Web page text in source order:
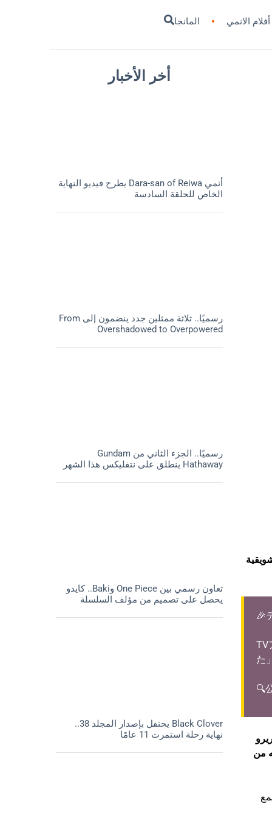
أفلام الانمي المانجا
🎉
TV
た」
🔍
من
أخر الأخبار
أنمي Dara-san of Reiwa يطرح فيديو النهاية
الخاص للحلقة السادسة
رسميًا.. ثلاثة ممثلين جدد ينضمون إلى From
Overshadowed to Overpowered
رسميًا.. الجزء الثاني من Gundam
Hathaway ينطلق على نتفليكس هذا الشهر
تعاون رسمي بين One Piece وBaki.. كايدو
يحصل على تصميم من مؤلف السلسلة
Black Clover يحتفل بإصدار المجلد 38..
نهاية رحلة استمرت 11 عامًا